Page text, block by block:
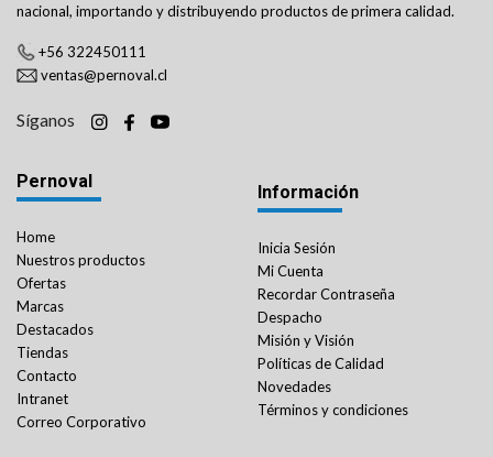
nacional, importando y distribuyendo productos de primera calidad.
+56 322450111
ventas@pernoval.cl
Síganos
Pernoval
Home
Nuestros productos
Ofertas
Marcas
Destacados
Tiendas
Contacto
Intranet
Correo Corporativo
Información
Inicia Sesión
Mi Cuenta
Recordar Contraseña
Despacho
Misión y Visión
Políticas de Calidad
Novedades
Términos y condiciones